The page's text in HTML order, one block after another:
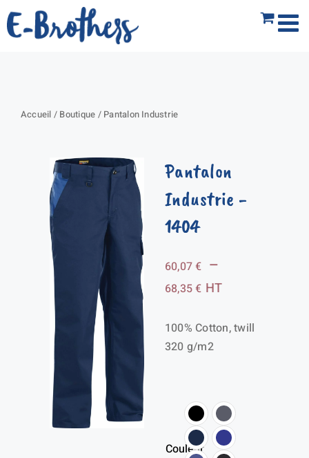
Passer
au
Accueil / Boutique / Pantalon Industrie
Pantalon
Industrie -
1404
60,07€ –
68,35€Plage
prix :
60,07 €
68,35 €
HT
100% Cotton, twill
320 g/m2
Couleur